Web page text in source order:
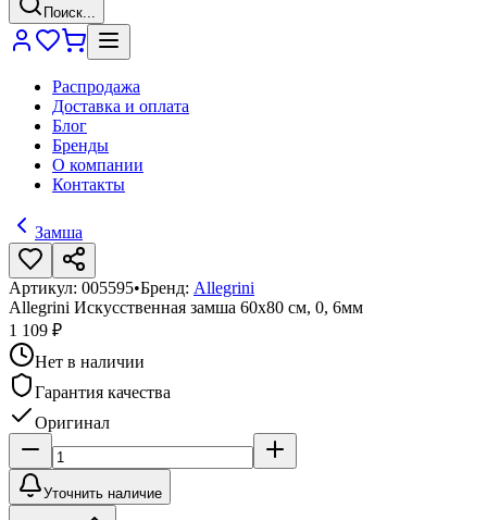
Поиск...
Распродажа
Доставка и оплата
Блог
Бренды
О компании
Контакты
Замша
Артикул: 005595•Бренд: Allegrini
Allegrini Искусственная замша 60х80 см, 0, 6мм
1 109 ₽
Нет в наличии
Гарантия качества
Оригинал
Уточнить наличие